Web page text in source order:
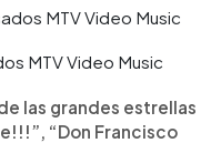
MTV Video Music
las grandes estrellas
“Don Francisco